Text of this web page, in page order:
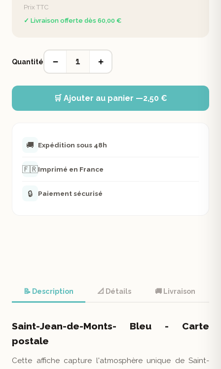
Prix TTC
✓ Livraison offerte dès 60,00 €
Quantité − 1 +
🛒 Ajouter au panier —2,50 €
🚚 Expédition sous 48h
🇫🇷Imprimé en France
🔒 Paiement sécurisé
📝 Description 📐 Détails 🚚 Livraison
Saint-Jean-de-Monts- Bleu - Carte
postale
Cette affiche capture l'atmosphère unique de Saint-